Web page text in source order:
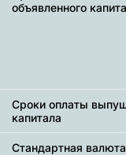
объявленного
Сроки оплаты
капитала
Стандартная валюта